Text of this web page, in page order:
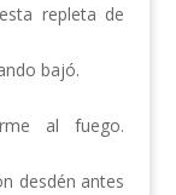
repleta de
bajó.
al fuego.
desdén antes